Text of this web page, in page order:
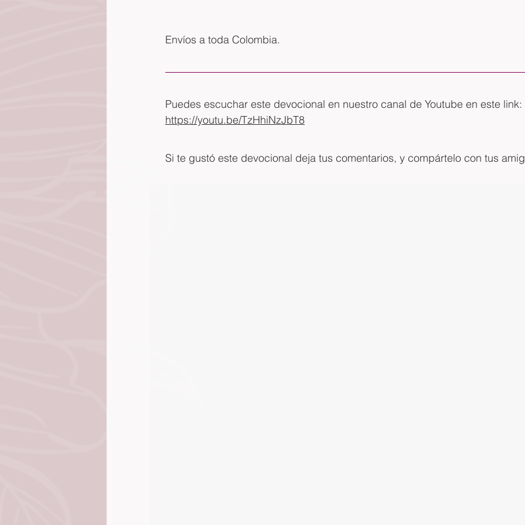
Envíos a toda Colombia.
Puedes escuchar este devocional en nuestro canal de Youtube en este link:
https://youtu.be/TzHhiNzJbT8
Si te gustó este devocional deja tus comentarios, y compártelo con tus